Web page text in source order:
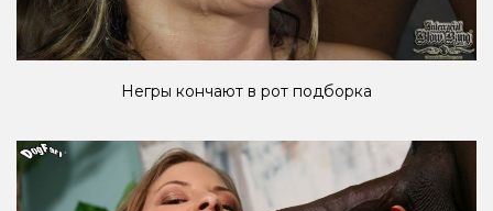
Негры кончают в рот подборка